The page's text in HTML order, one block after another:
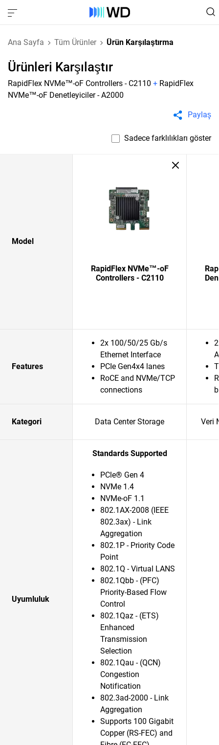
Ana Sayfa Tüm Ürünler Ürün Karşılaştırma
Ürünleri Karşılaştır
RapidFlex NVMe™-oF Controllers - C2110 + RapidFlex
NVMe™-oF Denetleyiciler - A2000
Paylaş
Sadece farklılıkları göster
Model
RapidFlex NVMe™-oF
Controllers - C2110
Features
2x 100/50/25 Gb/s
Ethernet Interface
PCIe Gen4x4 lanes
RoCE and NVMe/TCP
connections
Kategori Data Center Storage Veri
Uyumluluk
Standards Supported
PCle® Gen 4
NVMe 1.4
NVMe-oF 1.1
802.1AX-2008 (IEEE
802.3ax) - Link
Aggregation
802.1P - Priority Code
Point
802.1Q - Virtual LANS
802.1Qbb - (PFC)
Priority-Based Flow
Control
802.1Qaz - (ETS)
Enhanced
Transmission
Selection
802.1Qau - (QCN)
Congestion
Notification
802.3ad-2000 - Link
Aggregation
Supports 100 Gigabit
Copper (RS-FEC) and